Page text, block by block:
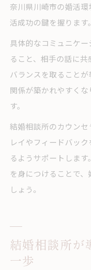
奈川県川崎市の婚活
活成功の鍵を握ります。
具体的なコミュニケ
ること、相手の話に
バランスを取ること
関係が築かれやすく
す。
結婚相談所のカウン
レイやフィードバッ
るようサポートしま
を身につけることで
しょう。
結婚相談所が
一歩